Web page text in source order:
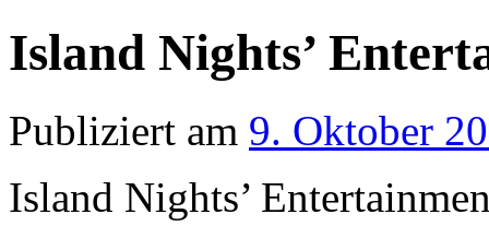
Island Nights’
Publiziert am 9. Oktober
Island Nights’